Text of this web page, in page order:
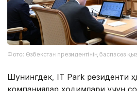
Фото: Өзбекстан президентінің баспасөз
Шунингдек, IT Park резиденти
компаниялар ходимлари учун